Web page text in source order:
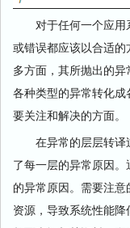
对于任何一个应用
或错误都应该以合适
多方面，其所抛出的
各种类型的异常转化
要关注和解决的方面。
在异常的层层转译
了每一层的异常原因
的异常原因。需要注
资源，导致系统性能